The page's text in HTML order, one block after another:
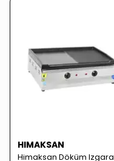
HIMAKSAN
Himaksan Döküm Izgara